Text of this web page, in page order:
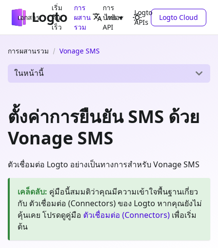
เอกสาร
เริ่ม
ต้น
เร็ว
การ
ผสาน
รวม
การ
ปกป้อง
API
Logto
APIs
ไทย Logto Cloud
การผสานรวม Vonage SMS
ในหน้านี้
ตั้งค่าการยืนยัน SMS ด้วย
Vonage SMS
ตัวเชื่อมต่อ Logto อย่างเป็นทางการสำหรับ Vonage SMS
เคล็ดลับ: คู่มือนี้สมมติว่าคุณมีความเข้าใจพื้นฐานเกี่ยว
กับ ตัวเชื่อมต่อ (Connectors) ของ Logto หากคุณยังไม่
คุ้นเคย โปรดดูคู่มือ ตัวเชื่อมต่อ (Connectors) เพื่อเริ่ม
ต้น